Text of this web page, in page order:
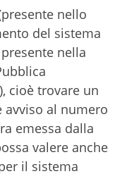
nello
del sistema
nella
cioè trovare un
al numero
emessa dalla
valere anche
il sistema